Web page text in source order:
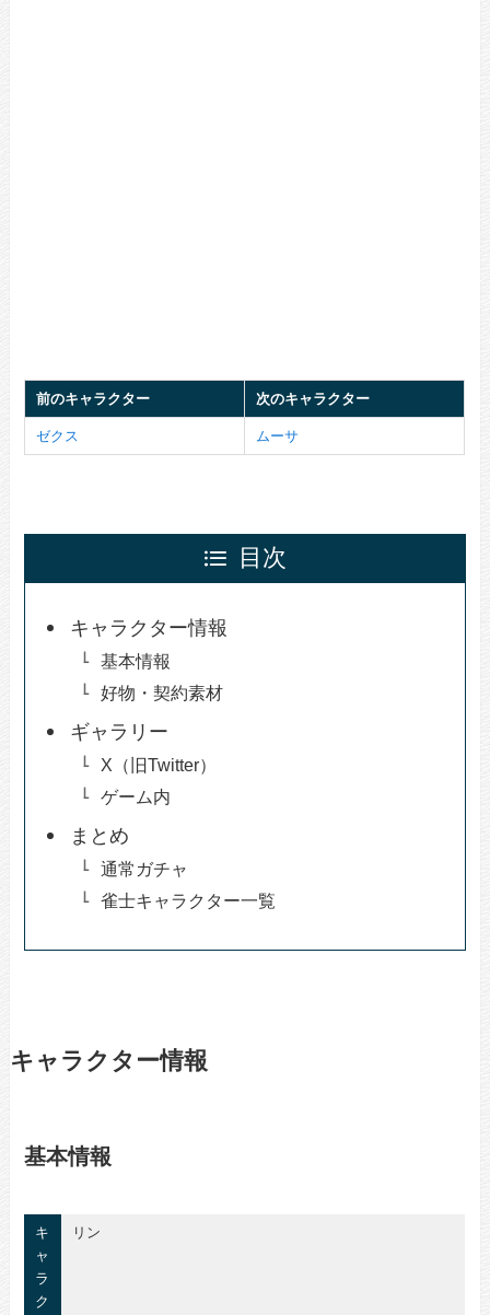
前のキャラクター 次のキャラクター
ゼクス ムーサ
目次
キャラクター情報
基本情報
好物・契約素材
ギャラリー
X（旧Twitter）
ゲーム内
まとめ
通常ガチャ
雀士キャラクター一覧
キャラクター情報
基本情報
キ
ャ
ラ
ク
リン